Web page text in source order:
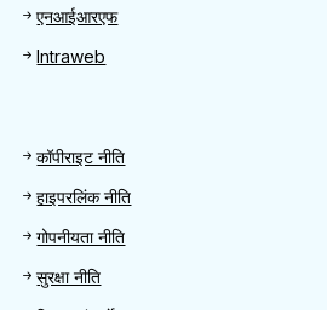
एनआईआरएफ
Intraweb
Footer 2
कॉपीराइट नीति
हाइपरलिंक नीति
गोपनीयता नीति
सुरक्षा नीति